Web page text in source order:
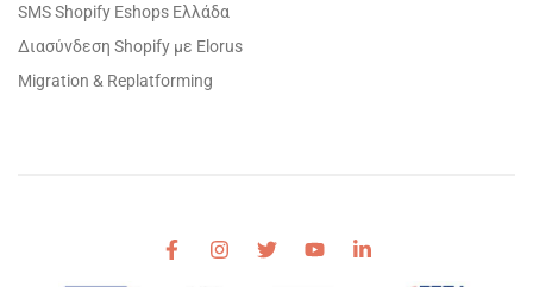
SMS Shopify Eshops Ελλάδα
Διασύνδεση Shopify με Elorus
Migration & Replatforming